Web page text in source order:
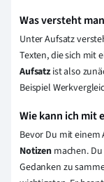
Was versteht
Unter Aufsatz
Texten, die sich mit
Aufsatzist also
Beispiel
Wie kann ich mit
Bevor Du mit
Notizen machen.
Gedanken zu